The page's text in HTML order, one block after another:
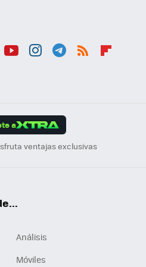
a
ventajas exclusivas
Análisis
Móviles